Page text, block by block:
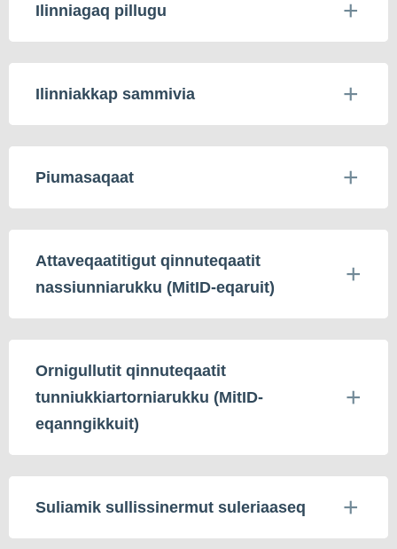
Ilinniagaq pillugu
Ilinniakkap sammivia
Piumasaqaat
Attaveqaatitigut qinnuteqaatit
nassiunniarukku (MitID-eqaruit)
Ornigullutit qinnuteqaatit
tunniukkiartorniarukku (MitID-
eqanngikkuit)
Suliamik sullissinermut suleriaaseq